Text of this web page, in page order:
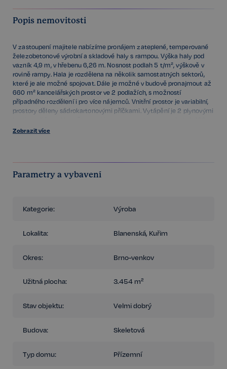
Popis nemovitosti
V zastoupení majitele nabízíme pronájem zateplené, temperované
železobetonové výrobní a skladové haly s rampou. Výška haly pod
vazník 4,9 m, v hřebenu 6,26 m. Nosnost podlah 5 t/m², výškově v
rovině rampy. Hala je rozdělena na několik samostatných sektorů,
které je ale možné spojovat. Dále je možné v budově pronajmout až
660 m² kancelářských prostor ve 2 podlažích, s možností
případného rozdělení i pro více nájemců. Vnitřní prostor je variabilní,
prostory děleny sádrokartonovými příčkami. Vytápění je 2 plynovými
m².
délka haly 91 m
plocha skladových a výr. prostor cca. od 1.100 do 2.500 m²
m²)
Zobrazit více
Parametry a vybavení
Kategorie: Výroba
Lokalita: Blanenská, Kuřim
Okres: Brno-venkov
Užitná plocha: 3.454 m²
Stav objektu: Velmi dobrý
Budova: Skeletová
Typ domu: Přízemní